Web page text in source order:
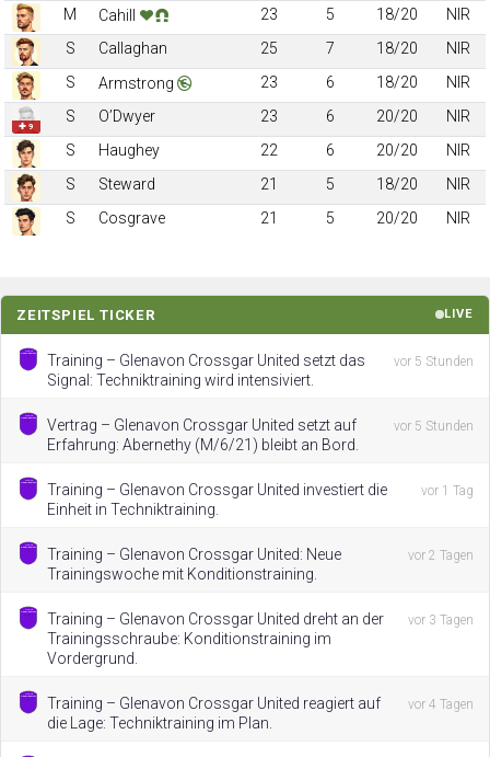
M
Cahill 23 5 18/20
NIR
S
Callaghan 25 7 18/20
NIR
S
Armstrong 23 6 18/20 NIR
✚ 9
S O’Dwyer 23 6 20/20
NIR
S
Haughey 22 6 20/20
NIR
S
Steward 21 5 18/20
NIR
S
Cosgrave 21 5 20/20 NIR
ZEITSPIEL TICKER LIVE
Training – Glenavon Crossgar United setzt das
Signal: Techniktraining wird intensiviert.
vor 5 Stunden
Vertrag – Glenavon Crossgar United setzt auf
Erfahrung: Abernethy (M/6/21) bleibt an Bord.
vor 5 Stunden
Training – Glenavon Crossgar United investiert die
Einheit in Techniktraining.
vor 1 Tag
Training – Glenavon Crossgar United: Neue
Trainingswoche mit Konditionstraining.
vor 2 Tagen
Training – Glenavon Crossgar United dreht an der
Trainingsschraube: Konditionstraining im
Vordergrund.
vor 3 Tagen
Training – Glenavon Crossgar United reagiert auf
die Lage: Techniktraining im Plan.
vor 4 Tagen